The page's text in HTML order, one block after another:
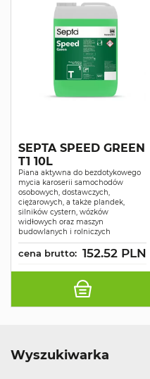
SEPTA SPEED GREEN
T1 10L
Piana aktywna do bezdotykowego
mycia karoserii samochodów
osobowych, dostawczych,
ciężarowych, a także plandek,
silników cystern, wózków
widłowych oraz maszyn
budowlanych i rolniczych
cena brutto: 152.52 PLN
Wyszukiwarka